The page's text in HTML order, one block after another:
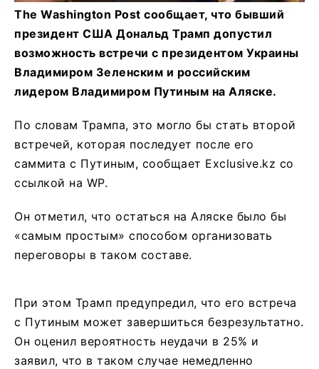
The Washington Post сообщает, что бывший
президент США Дональд Трамп допустил
возможность встречи с президентом Украины
Владимиром Зеленским и российским
лидером Владимиром Путиным на Аляске.
По словам Трампа, это могло бы стать второй
встречей, которая последует после его
саммита с Путиным, сообщает Exclusive.kz со
ссылкой на WP.
Он отметил, что остаться на Аляске было бы
«самым простым» способом организовать
переговоры в таком составе.
При этом Трамп предупредил, что его встреча
с Путиным может завершиться безрезультатно.
Он оценил вероятность неудачи в 25% и
заявил, что в таком случае немедленно